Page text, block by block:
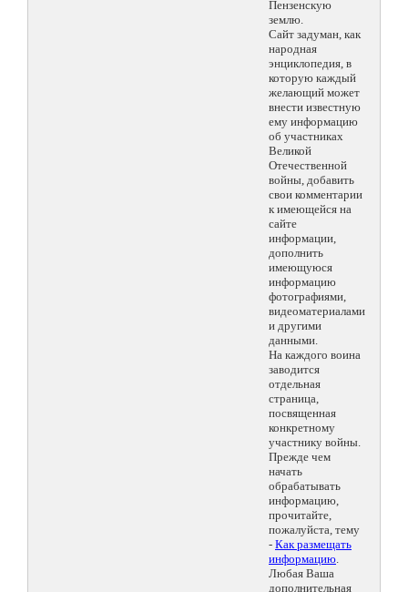
Пензенскую
землю.
Сайт задуман, как
народная
энциклопедия, в
которую каждый
желающий может
внести известную
ему информацию
об участниках
Великой
Отечественной
войны, добавить
свои комментарии
к имеющейся на
сайте
информации,
дополнить
имеющуюся
информацию
фотографиями,
видеоматериалами
и другими
данными.
На каждого воина
заводится
отдельная
страница,
посвященная
конкретному
участнику войны.
Прежде чем
начать
обрабатывать
информацию,
прочитайте,
пожалуйста, тему
- Как размещать
информацию.
Любая Ваша
дополнительная